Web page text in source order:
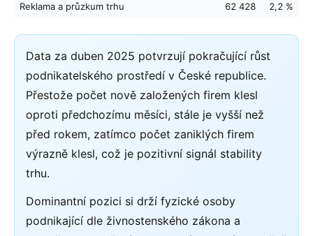
Reklama a průzkum trhu 62 428 2,2 %
Data za duben 2025 potvrzují pokračující růst
podnikatelského prostředí v České republice.
Přestože počet nově založených firem klesl
oproti předchozímu měsíci, stále je vyšší než
před rokem, zatímco počet zaniklých firem
výrazně klesl, což je pozitivní signál stability
trhu.
Dominantní pozici si drží fyzické osoby
podnikající dle živnostenského zákona a